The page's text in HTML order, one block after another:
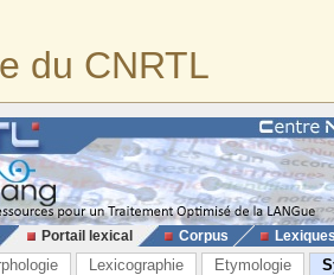
du CNRTL
Portail lexical Corpus
Lexicographie Etymologie